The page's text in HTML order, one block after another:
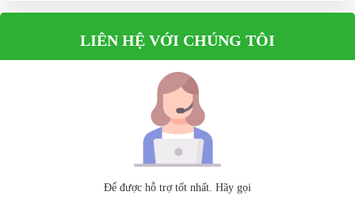
LIÊN HỆ VỚI CHÚNG TÔI
Để được hỗ trợ tốt nhất. Hãy gọi